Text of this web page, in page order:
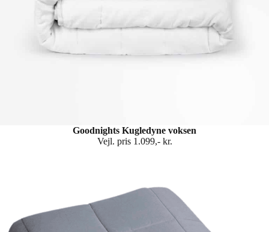
Goodnights Kugledyne voksen
Vejl. pris 1.099,- kr.